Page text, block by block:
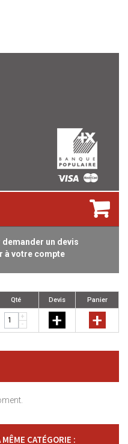
un devis
à votre compte
Qté Devis Panier
+
-
+ +
CATÉGORIE :